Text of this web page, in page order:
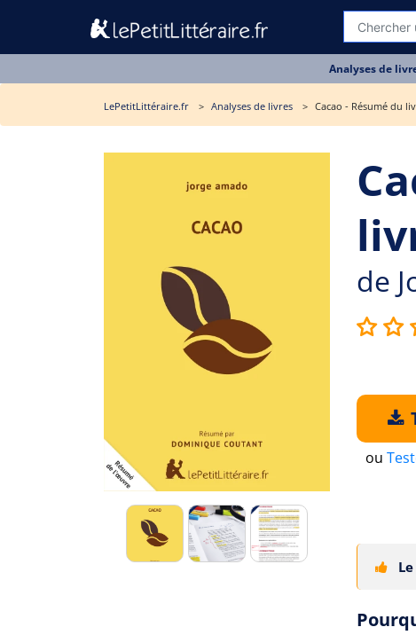
Analyses de
LePetitLittéraire.fr Analyses de livres Cacao - Résumé du
de
ou